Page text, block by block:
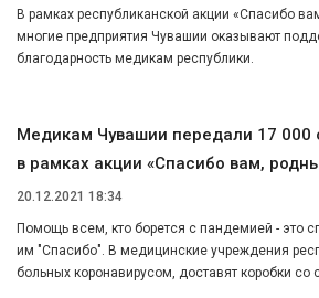
В рамках республиканской акции «Спасибо
многие предприятия Чувашии оказывают
благодарность медикам республики.
Медикам Чувашии передали 17 000
в рамках акции «Спасибо вам,
20.12.2021 18:34
Помощь всем, кто борется с пандемией - это
им "Спасибо". В медицинские учреждения
больных коронавирусом, доставят коробки со